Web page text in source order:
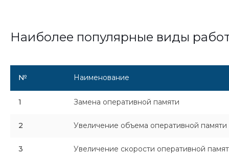
Наиболее популярные виды
№ Наименование
1 Замена оперативной памяти
2 Увеличение объема оперативной памяти
3 Увеличение скорости оперативной